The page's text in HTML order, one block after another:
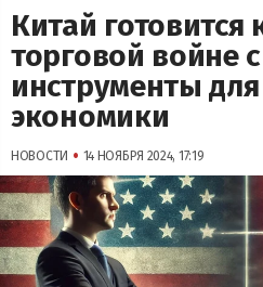
Китай
торговой войне
инструменты
экономики
НОВОСТИ • 14 НОЯБРЯ 2024, 17:19